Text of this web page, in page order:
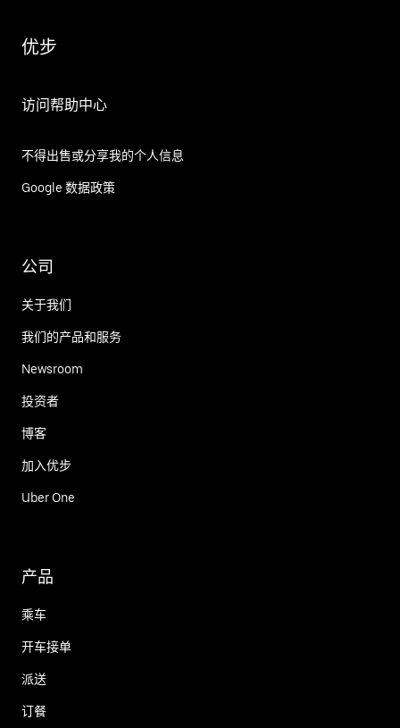
优步
访问帮助中心
不得出售或分享我的个人信息
Google 数据政策
公司
关于我们
我们的产品和服务
Newsroom
投资者
博客
加入优步
Uber One
产品
乘车
开车接单
派送
订餐